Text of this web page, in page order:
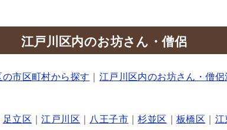
江戸川区内のお坊さん・僧侶
の市区町村から探す 江戸川区内のお坊さん・僧侶
足立区 ｜江戸川区 八王子市 ｜杉並区 ｜板橋区 江